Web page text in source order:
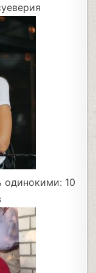
одинокими: 10